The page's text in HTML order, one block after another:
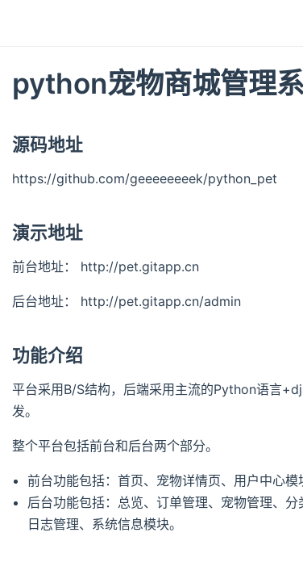
python宠物商城管理
源码地址
https://github.com/geeeeeeeek/python_pet
演示地址
前台地址： http://pet.gitapp.cn
后台地址： http://pet.gitapp.cn/admin
功能介绍
平台采用B/S结构，后端采用主流的Python语言
发。
整个平台包括前台和后台两个部分。
前台功能包括：首页、宠物详情页、用户中心模
后台功能包括：总览、订单管理、宠物管理、
日志管理、系统信息模块。